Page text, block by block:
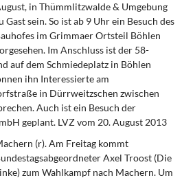
und Daseinsvorsorge
Moderne
in Thümmlitzwalde & Umgebung
Gast sein. So ist ab 9 Uhr ein Besuch des
im Grimmaer Ortsteil Böhlen
Im Anschluss ist der 58-
auf dem Schmiedeplatz in Böhlen
ihn Interessierte am
in Dürrweitzschen zwischen
Auch ist ein Besuch der
geplant. LVZ vom 20. August 2013
(r). Am Freitag kommt
Axel Troost (Die
zum Wahlkampf nach Machern. Um